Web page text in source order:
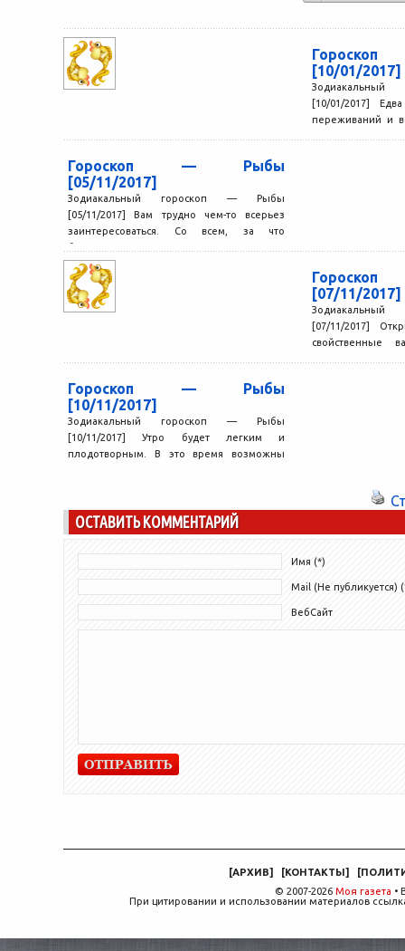
[10/01/2017]
[10/01/2017]
переживаний и
Гороскоп — Рыбы
[05/11/2017]
Зодиакальный гороскоп — Рыбы
[05/11/2017] Вам трудно чем-то всерьез
заинтересоваться. Со всем, за что
беретесь, вы справляетесь неплохо, но
просто...
[07/11/2017]
[07/11/2017]
свойственные
Гороскоп — Рыбы
[10/11/2017]
Зодиакальный гороскоп — Рыбы
[10/11/2017] Утро будет легким и
плодотворным. В это время возможны
ОСТАВИТЬ КОММЕНТАРИЙ
Имя (*)
Mail (Не публикуется)
ВебСайт
[АРХИВ] [КОНТАКТЫ] [
© 2007-2026 Моя газета •
При цитировании и использовании материалов